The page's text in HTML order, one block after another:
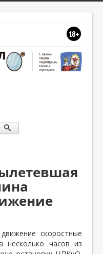
скоростные
несколько часов из